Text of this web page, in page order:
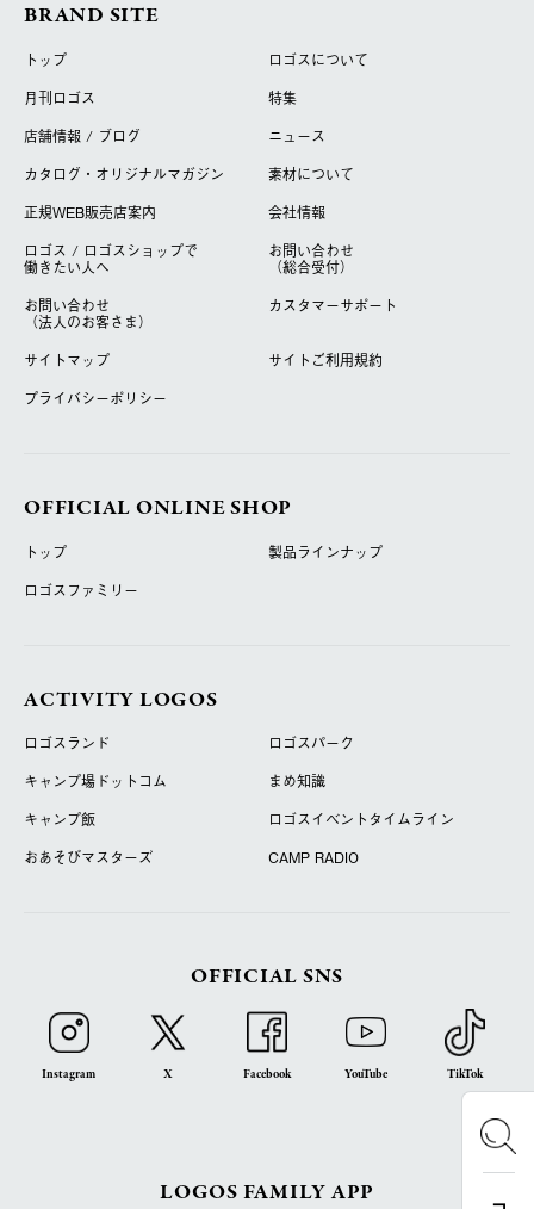
BRAND SITE
トップ
ロゴスについて
月刊ロゴス
特集
店舗情報 / ブログ
ニュース
カタログ・オリジナルマガジン
素材について
正規WEB販売店案内
会社情報
ロゴス / ロゴスショップで
働きたい人へ
お問い合わせ
（総合受付）
お問い合わせ
（法人のお客さま）
カスタマーサポート
サイトマップ
サイトご利用規約
プライバシーポリシー
OFFICIAL ONLINE SHOP
トップ
製品ラインナップ
ロゴスファミリー
ACTIVITY LOGOS
ロゴスランド
ロゴスパーク
キャンプ場ドットコム
まめ知識
キャンプ飯
ロゴスイベントタイムライン
おあそびマスターズ
CAMP RADIO
OFFICIAL SNS
Instagram X Facebook YouTube TikTok
LOGOS FAMILY APP